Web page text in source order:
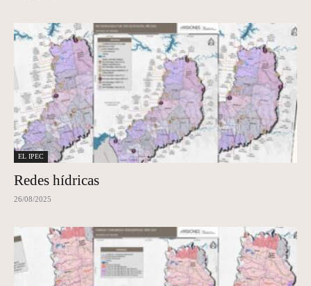
EL IPEC
Redes hídricas
26/08/2025